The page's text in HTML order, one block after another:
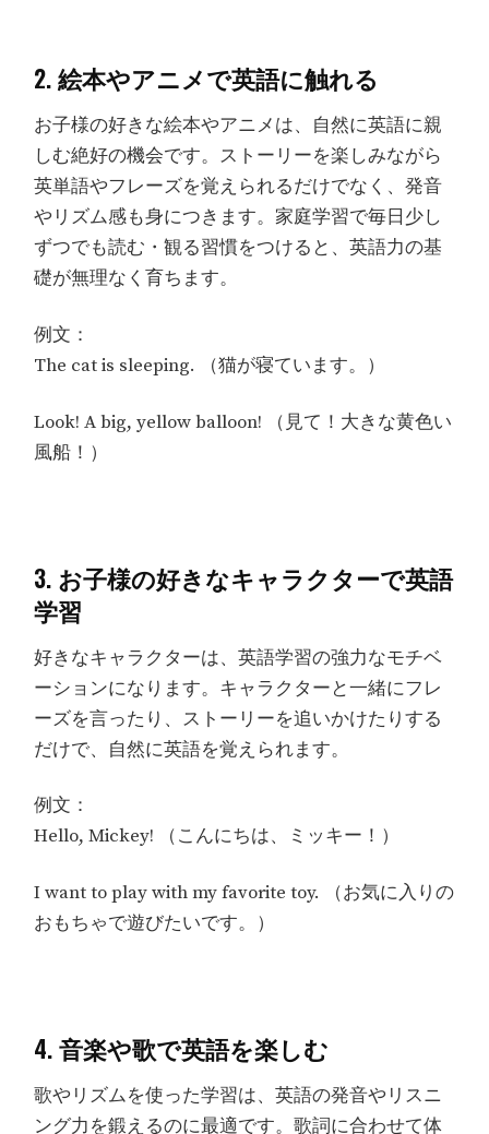
2. 絵本やアニメで英語に触れる
お子様の好きな絵本やアニメは、自然に英語に親
しむ絶好の機会です。ストーリーを楽しみながら
英単語やフレーズを覚えられるだけでなく、発音
やリズム感も身につきます。家庭学習で毎日少し
ずつでも読む・観る習慣をつけると、英語力の基
礎が無理なく育ちます。
例文：
The cat is sleeping. （猫が寝ています。）
Look! A big, yellow balloon! （見て！大きな黄色い
風船！）
3. お子様の好きなキャラクターで英語
学習
好きなキャラクターは、英語学習の強力なモチベ
ーションになります。キャラクターと一緒にフレ
ーズを言ったり、ストーリーを追いかけたりする
だけで、自然に英語を覚えられます。
例文：
Hello, Mickey! （こんにちは、ミッキー！）
I want to play with my favorite toy. （お気に入りの
おもちゃで遊びたいです。）
4. 音楽や歌で英語を楽しむ
歌やリズムを使った学習は、英語の発音やリスニ
ング力を鍛えるのに最適です。歌詞に合わせて体